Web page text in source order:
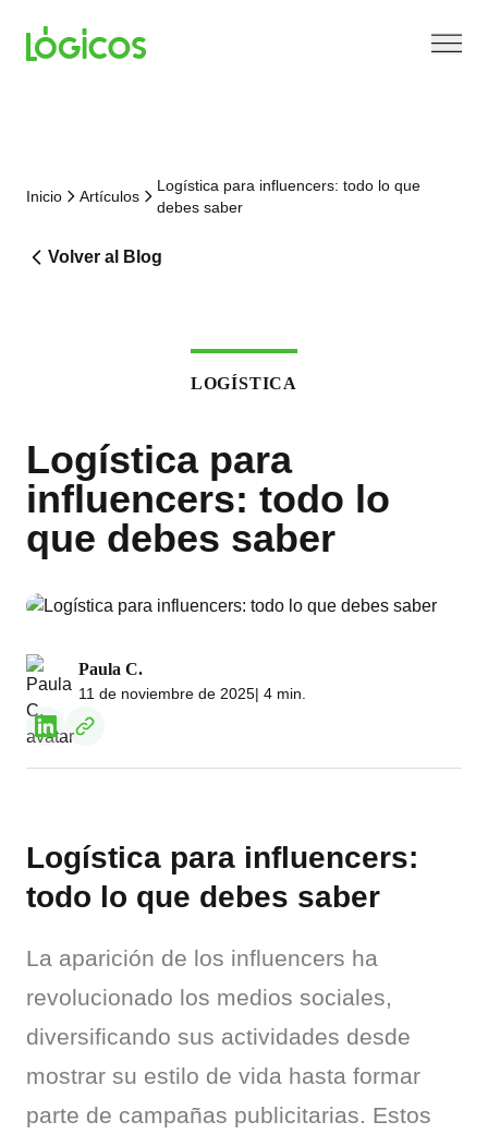
Inicio Artículos
Logística para influencers: todo lo que
debes saber
Volver al Blog
LOGÍSTICA
Logística para
influencers: todo lo
que debes saber
Paula C.
11 de noviembre de 2025| 4 min.
Logística para influencers:
todo lo que debes saber
La aparición de los influencers ha
revolucionado los medios sociales,
diversificando sus actividades desde
mostrar su estilo de vida hasta formar
parte de campañas publicitarias. Estos